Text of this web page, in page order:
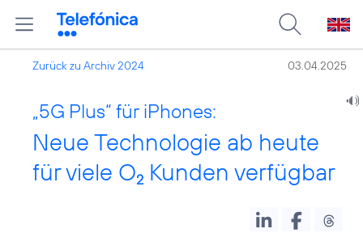
Zurück zu Archiv 2024 03.04.2025
„5G Plus“ für iPhones:
Neue Technologie ab heute
für viele O2 Kunden verfügbar